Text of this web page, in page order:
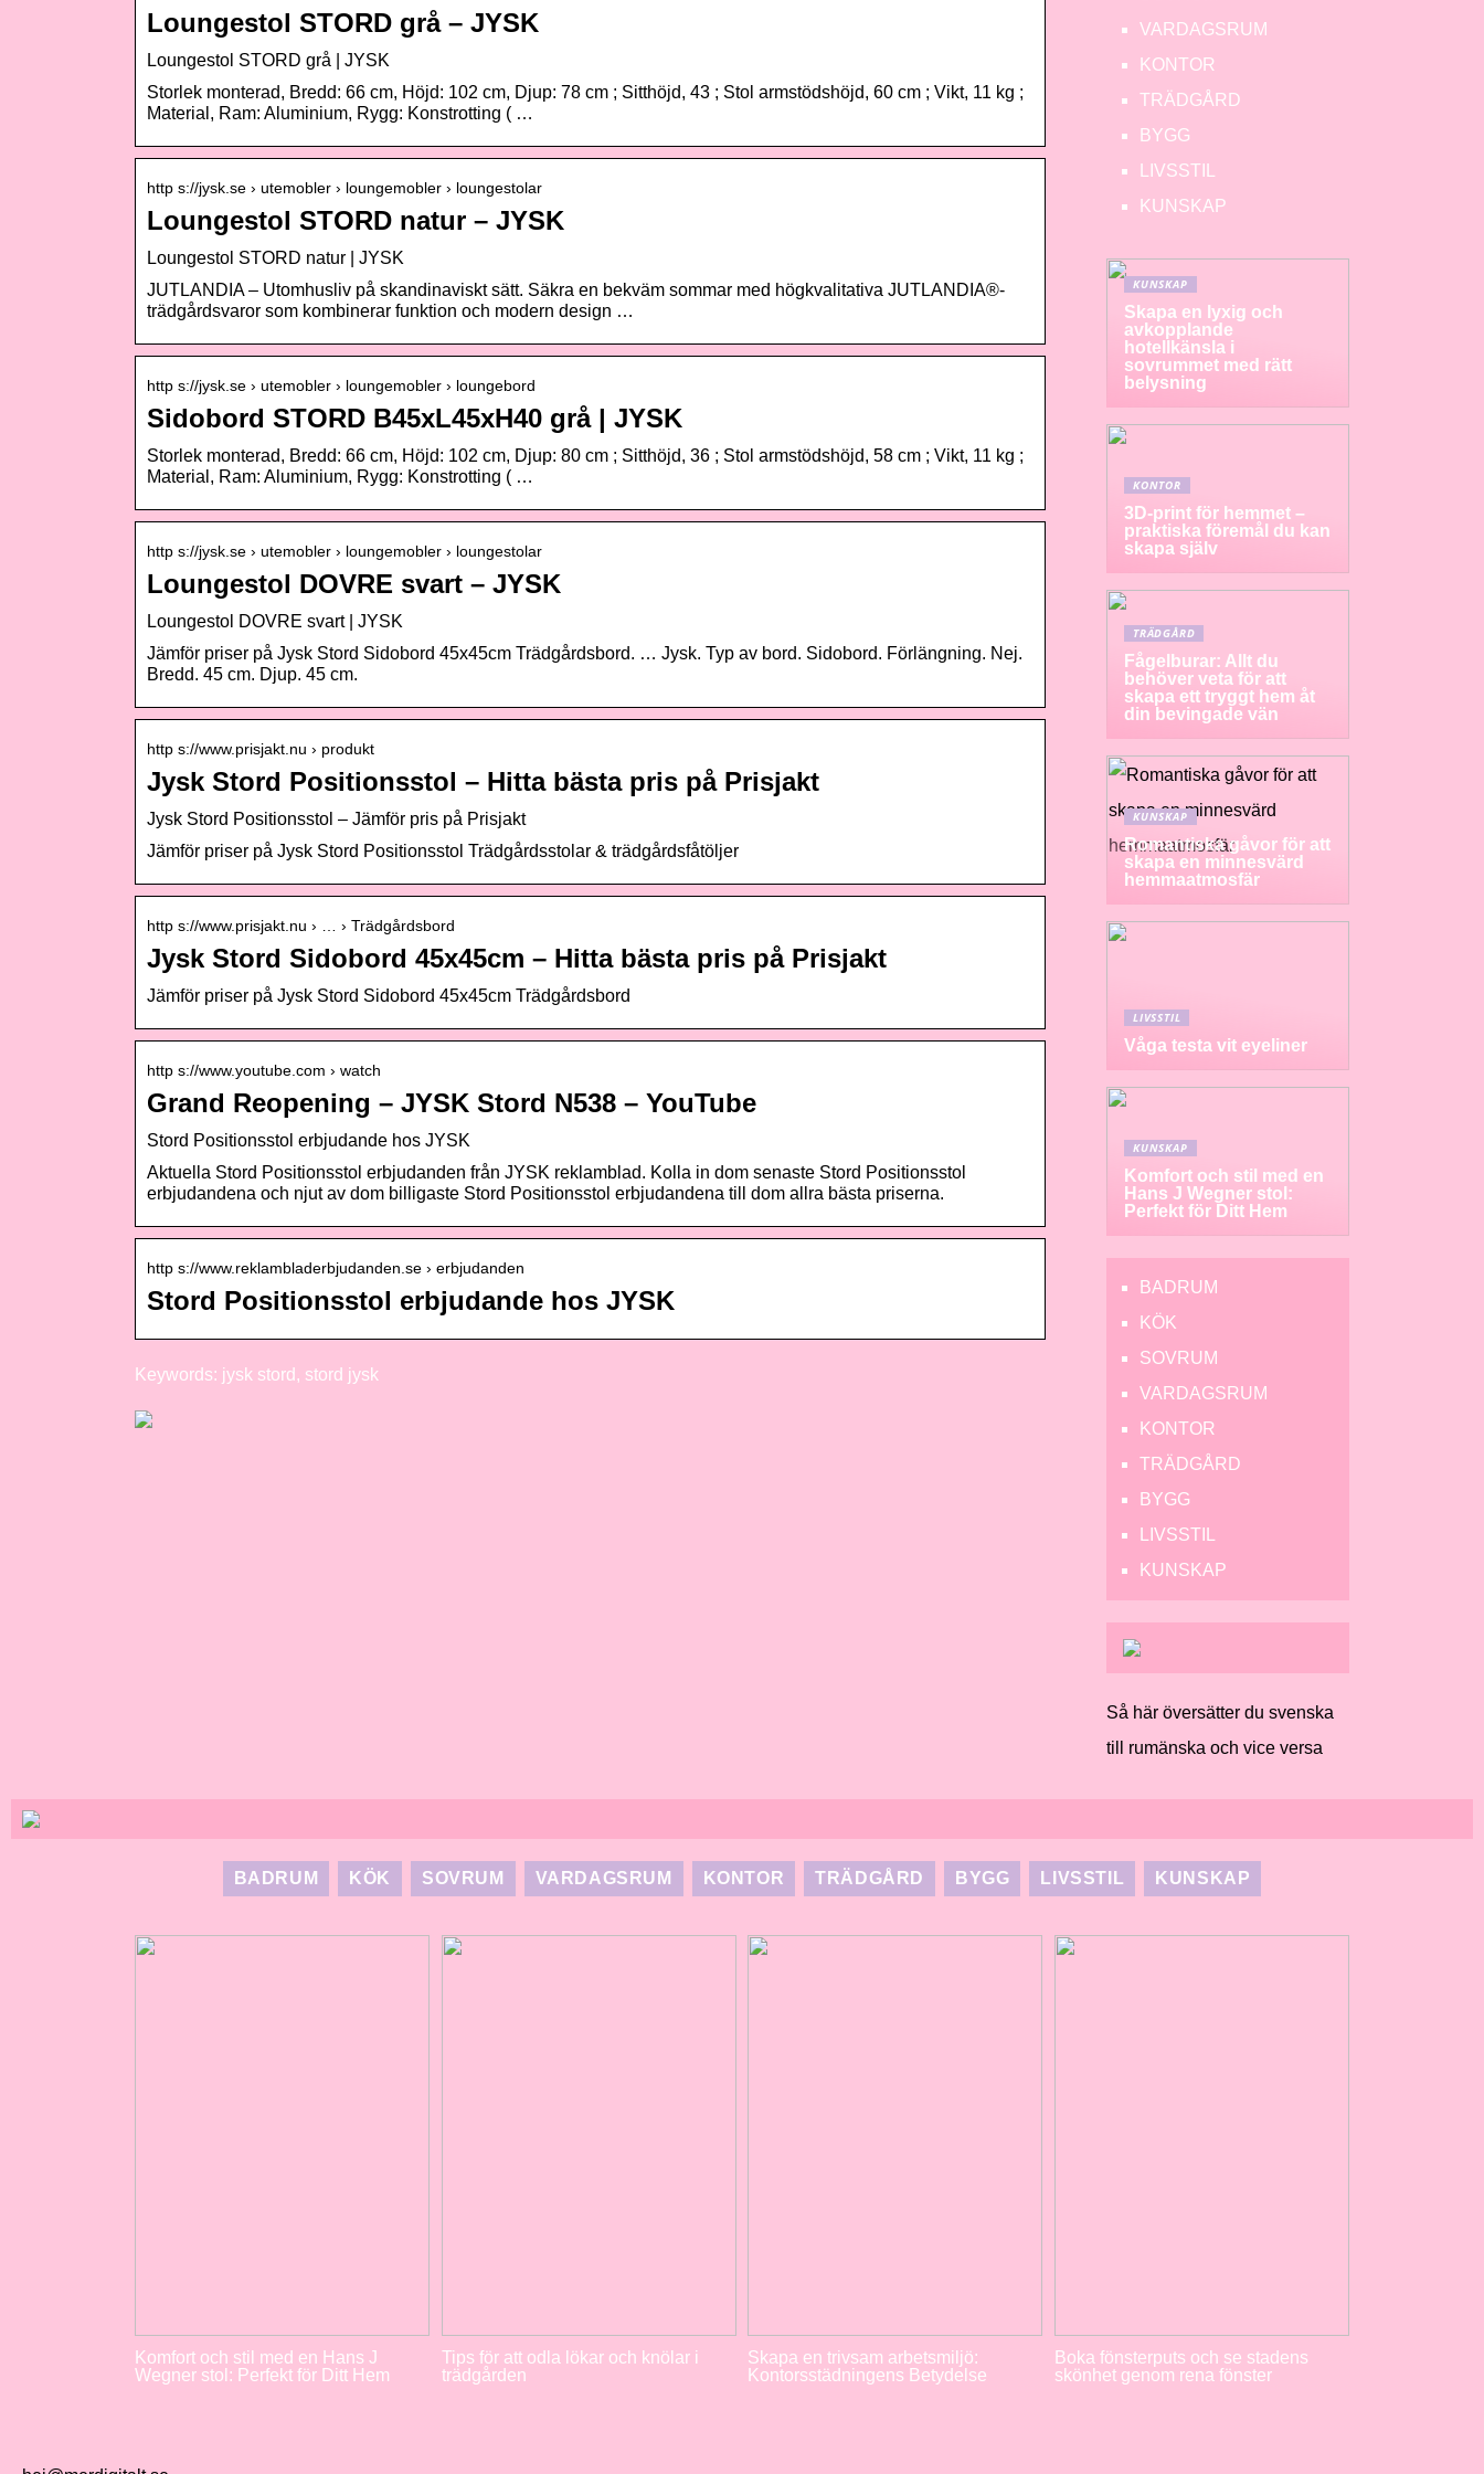
Loungestol STORD grå – JYSK
Loungestol STORD grå | JYSK
Storlek monterad, Bredd: 66 cm, Höjd: 102 cm, Djup: 78 cm ; Sitthöjd, 43 ; Stol armstödshöjd, 60 cm ; Vikt, 11 kg ;
Material, Ram: Aluminium, Rygg: Konstrotting ( …
http s://jysk.se › utemobler › loungemobler › loungestolar
Loungestol STORD natur – JYSK
Loungestol STORD natur | JYSK
JUTLANDIA – Utomhusliv på skandinaviskt sätt. Säkra en bekväm sommar med högkvalitativa JUTLANDIA®-
trädgårdsvaror som kombinerar funktion och modern design …
http s://jysk.se › utemobler › loungemobler › loungebord
Sidobord STORD B45xL45xH40 grå | JYSK
Storlek monterad, Bredd: 66 cm, Höjd: 102 cm, Djup: 80 cm ; Sitthöjd, 36 ; Stol armstödshöjd, 58 cm ; Vikt, 11 kg ;
Material, Ram: Aluminium, Rygg: Konstrotting ( …
http s://jysk.se › utemobler › loungemobler › loungestolar
Loungestol DOVRE svart – JYSK
Loungestol DOVRE svart | JYSK
Jämför priser på Jysk Stord Sidobord 45x45cm Trädgårdsbord. … Jysk. Typ av bord. Sidobord. Förlängning. Nej.
Bredd. 45 cm. Djup. 45 cm.
http s://www.prisjakt.nu › produkt
Jysk Stord Positionsstol – Hitta bästa pris på Prisjakt
Jysk Stord Positionsstol – Jämför pris på Prisjakt
Jämför priser på Jysk Stord Positionsstol Trädgårdsstolar & trädgårdsfåtöljer
http s://www.prisjakt.nu › … › Trädgårdsbord
Jysk Stord Sidobord 45x45cm – Hitta bästa pris på Prisjakt
Jämför priser på Jysk Stord Sidobord 45x45cm Trädgårdsbord
http s://www.youtube.com › watch
Grand Reopening – JYSK Stord N538 – YouTube
Stord Positionsstol erbjudande hos JYSK
Aktuella Stord Positionsstol erbjudanden från JYSK reklamblad. Kolla in dom senaste Stord Positionsstol
erbjudandena och njut av dom billigaste Stord Positionsstol erbjudandena till dom allra bästa priserna.
http s://www.reklambladerbjudanden.se › erbjudanden
Stord Positionsstol erbjudande hos JYSK
Keywords: jysk stord, stord jysk
VARDAGSRUM
KONTOR
TRÄDGÅRD
BYGG
LIVSSTIL
KUNSKAP
KUNSKAP
Skapa en lyxig och
avkopplande
hotellkänsla i
sovrummet med rätt
belysning
KONTOR
3D-print för hemmet –
praktiska föremål du kan
skapa själv
TRÄDGÅRD
Fågelburar: Allt du
behöver veta för att
skapa ett tryggt hem åt
din bevingade vän
KUNSKAP
Romantiska gåvor för att
skapa en minnesvärd
hemmaatmosfär
LIVSSTIL
Våga testa vit eyeliner
KUNSKAP
Komfort och stil med en
Hans J Wegner stol:
Perfekt för Ditt Hem
BADRUM
KÖK
SOVRUM
VARDAGSRUM
KONTOR
TRÄDGÅRD
BYGG
LIVSSTIL
KUNSKAP
Så här översätter du svenska
till rumänska och vice versa
BADRUM KÖK SOVRUM VARDAGSRUM KONTOR TRÄDGÅRD BYGG LIVSSTIL KUNSKAP
Komfort och stil med en Hans J
Wegner stol: Perfekt för Ditt Hem
Tips för att odla lökar och knölar i
trädgården
Skapa en trivsam arbetsmiljö:
Kontorsstädningens Betydelse
Boka fönsterputs och se stadens
skönhet genom rena fönster